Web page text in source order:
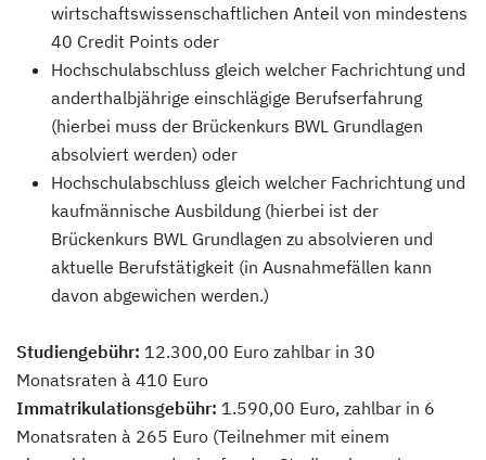
wirtschaftswissenschaftlichen Anteil von mindestens
40 Credit Points oder
Hochschulabschluss gleich welcher Fachrichtung und
anderthalbjährige einschlägige Berufserfahrung
(hierbei muss der Brückenkurs BWL Grundlagen
absolviert werden) oder
Hochschulabschluss gleich welcher Fachrichtung und
kaufmännische Ausbildung (hierbei ist der
Brückenkurs BWL Grundlagen zu absolvieren und
aktuelle Berufstätigkeit (in Ausnahmefällen kann
davon abgewichen werden.)
Studiengebühr: 12.300,00 Euro zahlbar in 30
Monatsraten à 410 Euro
Immatrikulationsgebühr: 1.590,00 Euro, zahlbar in 6
Monatsraten à 265 Euro (Teilnehmer mit einem